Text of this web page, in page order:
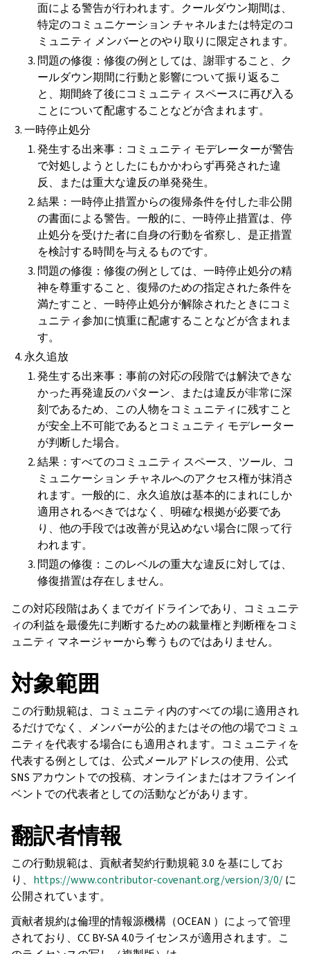
面による警告が行われます。クールダウン期間は、
特定のコミュニケーション チャネルまたは特定のコ
ミュニティ メンバーとのやり取りに限定されます。
問題の修復：修復の例としては、謝罪すること、ク
ールダウン期間に行動と影響について振り返るこ
と、期間終了後にコミュニティ スペースに再び入る
ことについて配慮することなどが含まれます。
一時停止処分
発生する出来事：コミュニティ モデレーターが警告
で対処しようとしたにもかかわらず再発された違
反、または重大な違反の単発発生。
結果：一時停止措置からの復帰条件を付した非公開
の書面による警告。一般的に、一時停止措置は、停
止処分を受けた者に自身の行動を省察し、是正措置
を検討する時間を与えるものです。
問題の修復：修復の例としては、一時停止処分の精
神を尊重すること、復帰のための指定された条件を
満たすこと、一時停止処分が解除されたときにコミ
ュニティ参加に慎重に配慮することなどが含まれま
す。
永久追放
発生する出来事：事前の対応の段階では解決できな
かった再発違反のパターン、または違反が非常に深
刻であるため、この人物をコミュニティに残すこと
が安全上不可能であるとコミュニティ モデレーター
が判断した場合。
結果：すべてのコミュニティ スペース、ツール、コ
ミュニケーション チャネルへのアクセス権が抹消さ
れます。一般的に、永久追放は基本的にまれにしか
適用されるべきではなく、明確な根拠が必要であ
り、他の手段では改善が見込めない場合に限って行
われます。
問題の修復：このレベルの重大な違反に対しては、
修復措置は存在しません。
この対応段階はあくまでガイドラインであり、コミュニテ
ィの利益を最優先に判断するための裁量権と判断権をコミ
ュニティ マネージャーから奪うものではありません。
対象範囲
この行動規範は、コミュニティ内のすべての場に適用され
るだけでなく、メンバーが公的またはその他の場でコミュ
ニティを代表する場合にも適用されます。コミュニティを
代表する例としては、公式メールアドレスの使用、公式
SNS アカウントでの投稿、オンラインまたはオフラインイ
ベントでの代表者としての活動などがあります。
翻訳者情報
この行動規範は、貢献者契約行動規範 3.0 を基にしてお
り、 https://www.contributor-covenant.org/version/3/0/に
公開されています。
貢献者規約は倫理的情報源機構（OCEAN ）によって管理
されており、CC BY-SA 4.0ライセンスが適用されます。こ